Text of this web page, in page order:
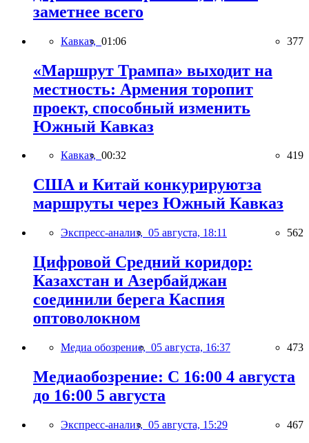
заметнее всего
Кавказ, 01:06 377
«Маршрут Трампа» выходит на
местность: Армения торопит
проект, способный изменить
Южный Кавказ
Кавказ, 00:32 419
США и Китай конкурируютза
маршруты через Южный Кавказ
Экспресс-анализ, 05 августа, 18:11 562
Цифровой Средний коридор:
Казахстан и Азербайджан
соединили берега Каспия
оптоволокном
Медиа обозрение, 05 августа, 16:37 473
Медиаобозрение: С 16:00 4 августа
до 16:00 5 августа
Экспресс-анализ, 05 августа, 15:29 467